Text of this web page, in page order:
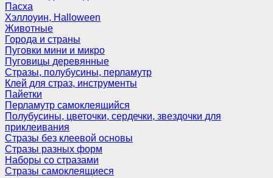
Пасха
Хэллоуин, Halloween
Животные
Города и страны
Пуговки мини и микро
Пуговицы деревянные
Стразы, полубусины, перламутр
Клей для страз, инструменты
Пайетки
Перламутр самоклеящийся
Полубусины, цветочки, сердечки, звездочки для
приклеивания
Стразы без клеевой основы
Стразы разных форм
Наборы со стразами
Стразы самоклеящиеся